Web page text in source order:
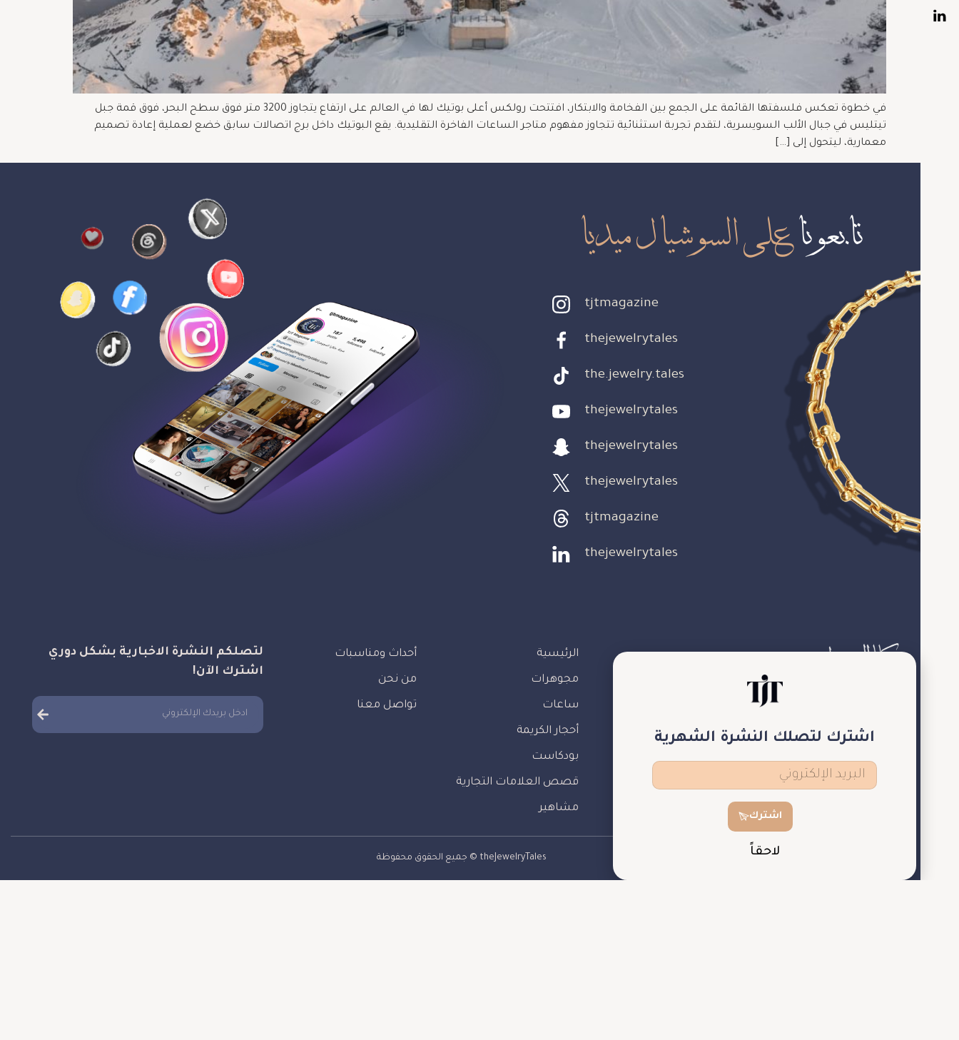
في خطوة تعكس فلسفتها القائمة على الجمع بين الفخامة والابتكار، افتتحت رولكس أعلى بوتيك لها في العالم على ارتفاع يتجاوز 3200 متر فوق سطح البحر، فوق قمة جبل
تيتليس في جبال الألب السويسرية، لتقدم تجربة استثنائية تتجاوز مفهوم متاجر الساعات الفاخرة التقليدية. يقع البوتيك داخل برج اتصالات سابق خضع لعملية إعادة تصميم
معمارية، ليتحول إلى […]
تابعوناعلى السوشيال ميديا
tjtmagazine
thejewelrytales
the.jewelry.tales
thejewelrytales
thejewelrytales
thejewelrytales
tjtmagazine
thejewelrytales
من شأنها أن تلهم الأشخاص المهتمين بهذا العالم.
الرئيسية
مجوهرات
ساعات
أحجار الكريمة
بودكاست
قصص العلامات التجارية
مشاهير
أحداث ومناسبات
من نحن
تواصل معنا
لتصلكم النشرة الاخبارية بشكل دوري
اشترك الآن!
theJewelryTales © جميع الحقوق محفوظة
اشترك لتصلك النشرة الشهرية
اشترك
لاحقاً